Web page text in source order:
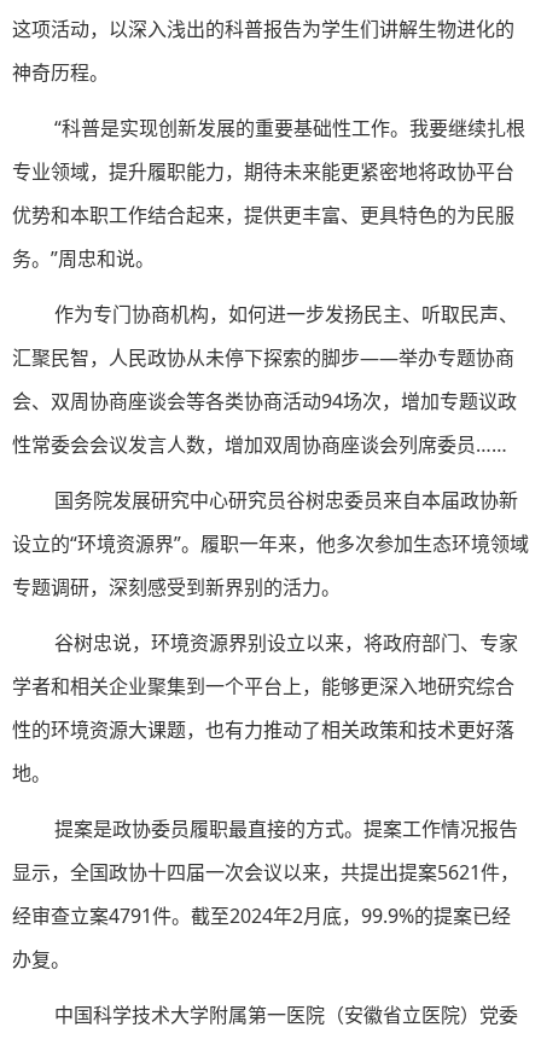
这项活动，以深入浅出的科普报告为学生们讲解生物进化的
神奇历程。
“科普是实现创新发展的重要基础性工作。我要继续扎根
专业领域，提升履职能力，期待未来能更紧密地将政协平台
优势和本职工作结合起来，提供更丰富、更具特色的为民服
务。”周忠和说。
作为专门协商机构，如何进一步发扬民主、听取民声、
汇聚民智，人民政协从未停下探索的脚步——举办专题协商
会、双周协商座谈会等各类协商活动94场次，增加专题议政
性常委会会议发言人数，增加双周协商座谈会列席委员……
国务院发展研究中心研究员谷树忠委员来自本届政协新
设立的“环境资源界”。履职一年来，他多次参加生态环境领域
专题调研，深刻感受到新界别的活力。
谷树忠说，环境资源界别设立以来，将政府部门、专家
学者和相关企业聚集到一个平台上，能够更深入地研究综合
性的环境资源大课题，也有力推动了相关政策和技术更好落
地。
提案是政协委员履职最直接的方式。提案工作情况报告
显示，全国政协十四届一次会议以来，共提出提案5621件，
经审查立案4791件。截至2024年2月底，99.9%的提案已经
办复。
中国科学技术大学附属第一医院（安徽省立医院）党委